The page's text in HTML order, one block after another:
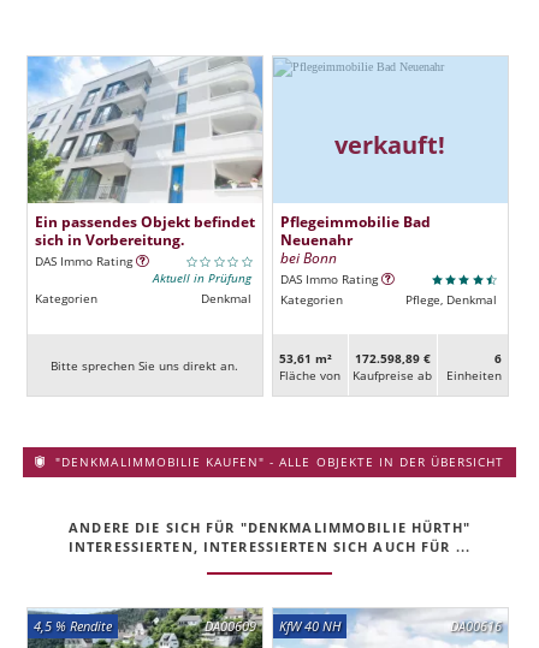
Ein passendes Objekt befindet
sich in Vorbereitung.
DAS Immo Rating
Aktuell in Prüfung
Kategorien
Denkmal
Bitte sprechen Sie uns direkt an.
verkauft!
Pflegeimmobilie Bad
Neuenahr
bei Bonn
DAS Immo Rating
Kategorien
Pflege, Denkmal
53,61 m²
Fläche von
172.598,89 €
Kaufpreise ab
6
Ein­heiten
"DENKMALIMMOBILIE KAUFEN" - ALLE OBJEKTE IN DER ÜBERSICHT
ANDERE DIE SICH FÜR "DENKMALIMMOBILIE HÜRTH"
INTERESSIERTEN, INTERESSIERTEN SICH AUCH FÜR ...
DA00609
4,5 % Rendite DA00616
KfW 40 NH